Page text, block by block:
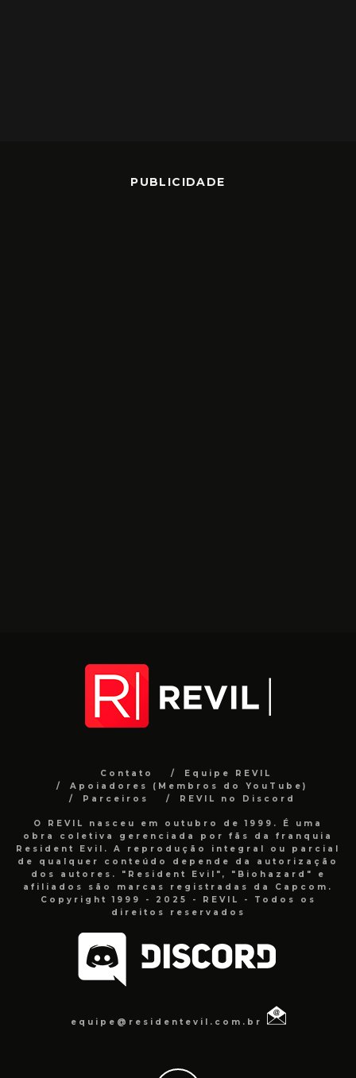
PUBLICIDADE
Contato
Equipe REVIL
Apoiadores (Membros do YouTube)
Parceiros
REVIL no Discord
O REVIL nasceu em outubro de 1999. É uma
obra coletiva gerenciada por fãs da franquia
Resident Evil. A reprodução integral ou parcial
de qualquer conteúdo depende da autorização
dos autores. "Resident Evil", "Biohazard" e
afiliados são marcas registradas da Capcom.
Copyright 1999 - 2025 - REVIL - Todos os
direitos reservados
equipe@residentevil.com.br